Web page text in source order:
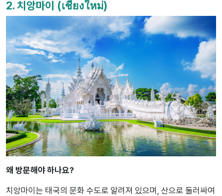
2. 치앙마이 (เชียงใหม่)
왜 방문해야 하나요?
치앙마이는 태국의 문화 수도로 알려져 있으며, 산으로 둘러싸여